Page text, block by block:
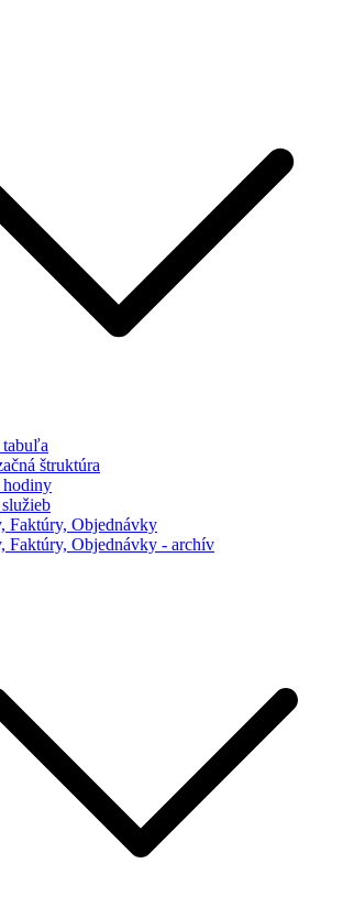
tabuľa
štruktúra
hodiny
Faktúry, Objednávky
Faktúry, Objednávky - archív